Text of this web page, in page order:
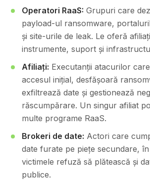
Operatori RaaS: Grupuri care
payload-ul ransomware,
și site-urile de leak. Le oferă
instrumente, suport și
Afiliați: Executanții atacurilor
accesul inițial, desfășoară
exfiltrează date și gestionează
răscumpărare. Un singur afiliat
multe programe RaaS.
Brokeri de date: Actori care
date furate pe piețe secundare,
victimele refuză să plătească și
publice.